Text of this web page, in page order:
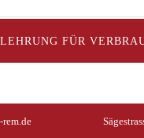
FÜR
rem.de